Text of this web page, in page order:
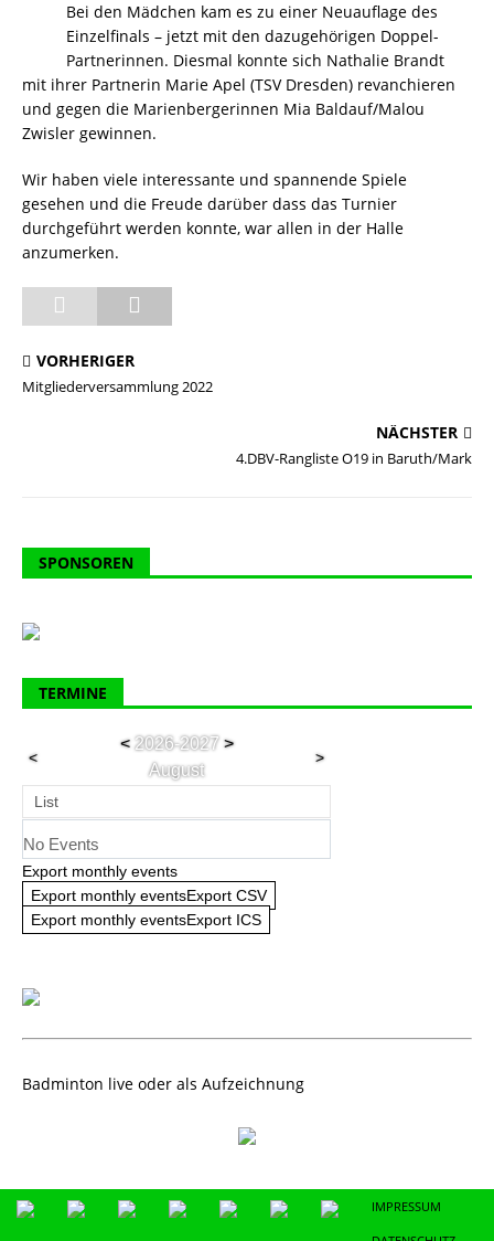
Bei den Mädchen kam es zu einer Neuauflage des
Einzelfinals – jetzt mit den dazugehörigen Doppel-
Partnerinnen. Diesmal konnte sich Nathalie Brandt
mit ihrer Partnerin Marie Apel (TSV Dresden) revanchieren
und gegen die Marienbergerinnen Mia Baldauf/Malou
Zwisler gewinnen.
Wir haben viele interessante und spannende Spiele
gesehen und die Freude darüber dass das Turnier
durchgeführt werden konnte, war allen in der Halle
anzumerken.
VORHERIGER
Mitgliederversammlung 2022
NÄCHSTER
4.DBV-Rangliste O19 in Baruth/Mark
SPONSOREN
TERMINE
<
<2026-2027 >
August
>
List
No Events
Export monthly events
Export monthly eventsExport CSV
Export monthly eventsExport ICS
Badminton live oder als Aufzeichnung
IMPRESSUM